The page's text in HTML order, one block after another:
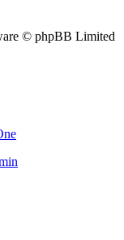
© phpBB Limited